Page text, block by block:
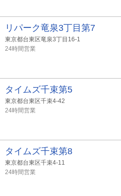
リパーク竜泉3丁目第7
東京都台東区竜泉3丁目16-1
24時間営業
タイムズ千束第5
東京都台東区千束4-42
24時間営業
タイムズ千束第8
東京都台東区千束4-11
24時間営業